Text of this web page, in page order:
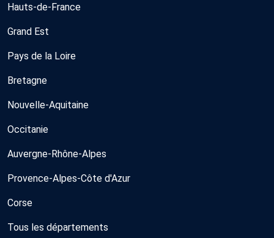
Hauts-de-France
Grand Est
Pays de la Loire
Bretagne
Nouvelle-Aquitaine
Occitanie
Auvergne-Rhône-Alpes
Provence-Alpes-Côte d'Azur
Corse
Tous les départements